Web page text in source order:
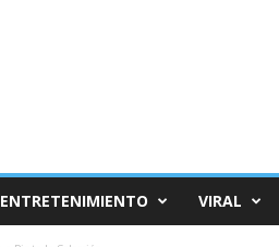
ENTRETENIMIENTO VIRAL